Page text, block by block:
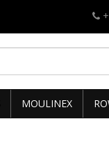
MOULINEX